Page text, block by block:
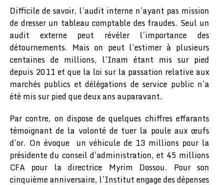
Difficile de savoir, l’audit interne n’ayant pas mission
de dresser un tableau comptable des fraudes. Seul un
audit externe peut révéler l’importance des
détournements. Mais on peut l’estimer à plusieurs
centaines de millions, l’Inam étant mis sur pied
depuis 2011 et que la loi sur la passation relative aux
marchés publics et délégations de service public n’a
été mis sur pied que deux ans auparavant.
Par contre, on dispose de quelques chiffres effarants
témoignant de la volonté de tuer la poule aux œufs
d’or. On évoque un véhicule de 13 millions pour la
présidente du conseil d’administration, et 45 millions
CFA pour la directrice Myrim Dossou. Pour son
cinquième anniversaire, l’Institut engage des dépenses